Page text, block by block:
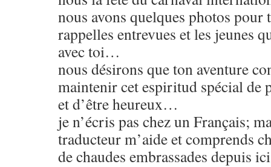
nous avons quelques photos pour
rappelles entrevues et les jeunes
avec toi…
nous désirons que ton aventure
maintenir cet espiritud spécial de
et d’être heureux…
je n’écris pas chez un Français;
traducteur m’aide et comprends
de chaudes embrassades depuis ici